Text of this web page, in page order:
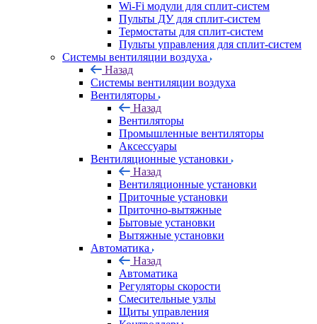
Wi-Fi модули для сплит-систем
Пульты ДУ для сплит-систем
Термостаты для сплит-систем
Пульты управления для сплит-систем
Системы вентиляции воздуха
Назад
Системы вентиляции воздуха
Вентиляторы
Назад
Вентиляторы
Промышленные вентиляторы
Аксессуары
Вентиляционные установки
Назад
Вентиляционные установки
Приточные установки
Приточно-вытяжные
Бытовые установки
Вытяжные установки
Автоматика
Назад
Автоматика
Регуляторы скорости
Смесительные узлы
Щиты управления